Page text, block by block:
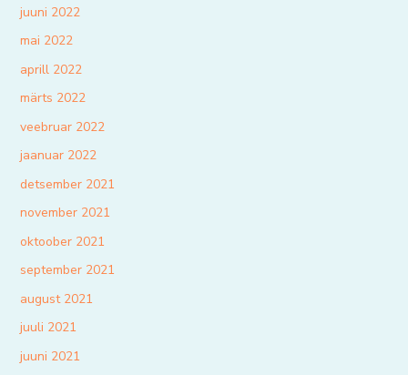
juuni 2022
mai 2022
aprill 2022
märts 2022
veebruar 2022
jaanuar 2022
detsember 2021
november 2021
oktoober 2021
september 2021
august 2021
juuli 2021
juuni 2021